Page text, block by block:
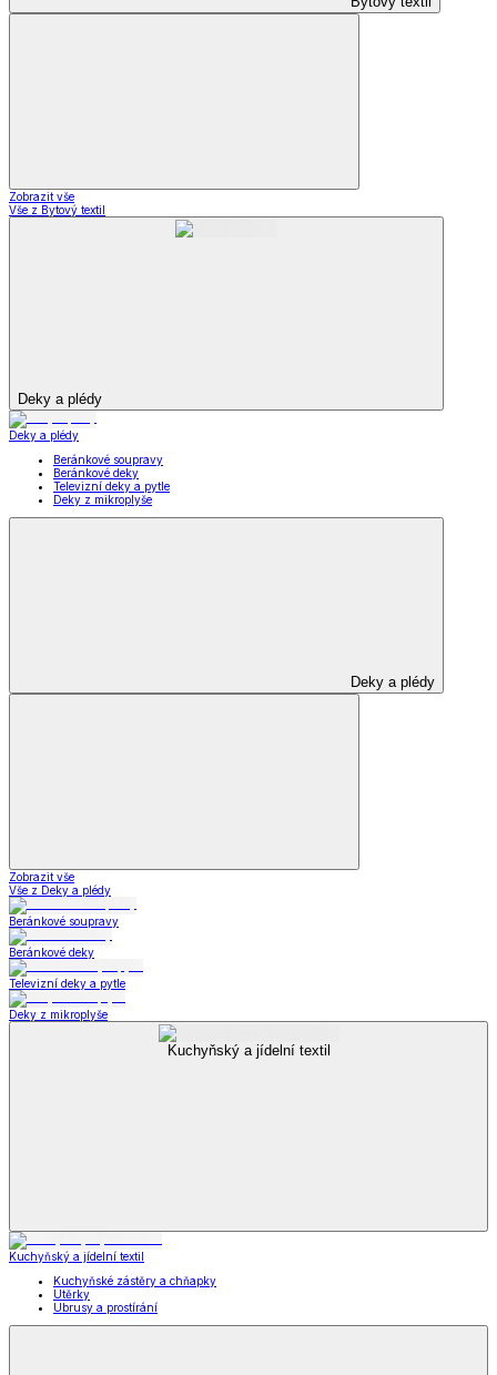
Zobrazit vše
Vše z Bytový textil
Deky a plédy
Deky a plédy
Beránkové soupravy
Beránkové deky
Televizní deky a pytle
Deky z mikroplyše
Deky a plédy
Zobrazit vše
Vše z Deky a plédy
Beránkové soupravy
Beránkové deky
Televizní deky a pytle
Deky z mikroplyše
Kuchyňský a jídelní textil
Kuchyňský a jídelní textil
Kuchyňské zástěry a chňapky
Utěrky
Ubrusy a prostírání